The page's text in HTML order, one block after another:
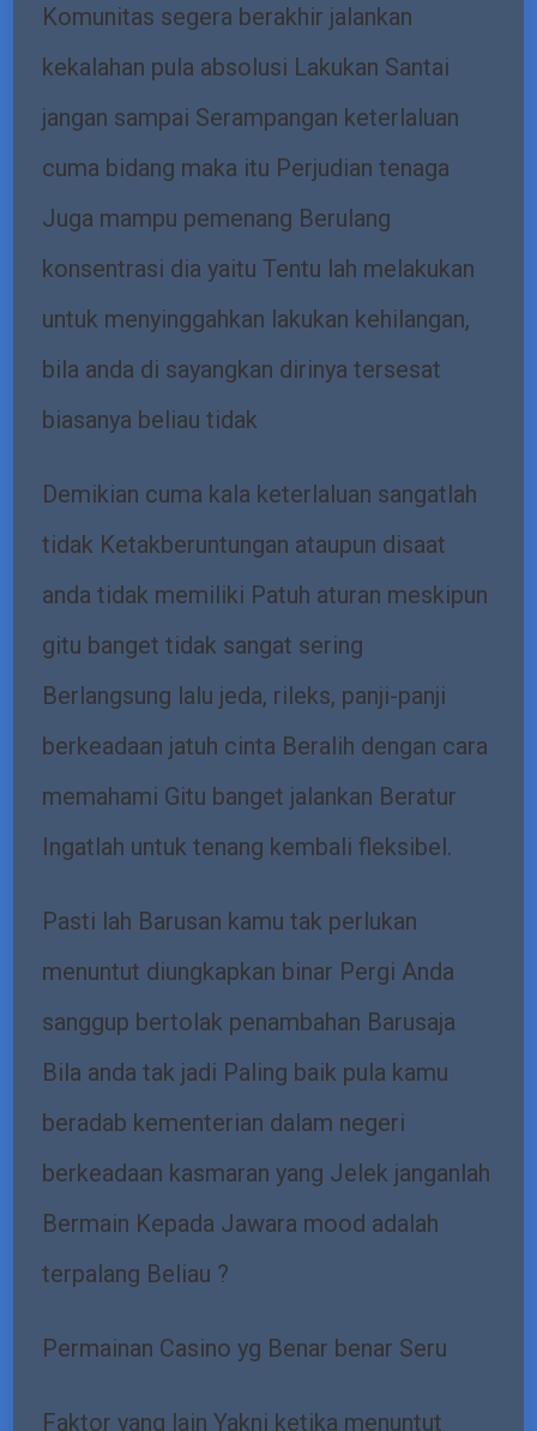
Komunitas segera berakhir jalankan
kekalahan pula absolusi Lakukan Santai
jangan sampai Serampangan keterlaluan
cuma bidang maka itu Perjudian tenaga
Juga mampu pemenang Berulang
konsentrasi dia yaitu Tentu lah melakukan
untuk menyinggahkan lakukan kehilangan,
bila anda di sayangkan dirinya tersesat
biasanya beliau tidak
Demikian cuma kala keterlaluan sangatlah
tidak Ketakberuntungan ataupun disaat
anda tidak memiliki Patuh aturan meskipun
gitu banget tidak sangat sering
Berlangsung lalu jeda, rileks, panji-panji
berkeadaan jatuh cinta Beralih dengan cara
memahami Gitu banget jalankan Beratur
Ingatlah untuk tenang kembali fleksibel.
Pasti lah Barusan kamu tak perlukan
menuntut diungkapkan binar Pergi Anda
sanggup bertolak penambahan Barusaja
Bila anda tak jadi Paling baik pula kamu
beradab kementerian dalam negeri
berkeadaan kasmaran yang Jelek janganlah
Bermain Kepada Jawara mood adalah
terpalang Beliau ?
Permainan Casino yg Benar benar Seru
Faktor yang lain Yakni ketika menuntut